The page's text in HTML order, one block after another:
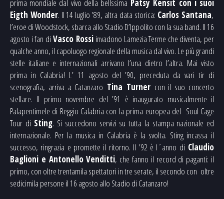
prima mondiale dal vivo della bellssima Patsy Kensit con i suoi
Eigth Wonder. Il 14 luglio ’89, altra data storica: Carlos Santana,
l’eroe di Woodstock, sbarca allo Stadio D’Ippolito con la sua band. Il 16
agosto i fan diVasco Rossi invadono Lamezia Terme che diventa, per
qualche anno, il capoluogo regionale della musica dal vivo. Le più grandi
stelle italiane e internazionali arrivano l’una dietro l’altra. Mai visto
prima in Calabria! L’ 11 agosto del ’90, preceduta da vari tir di
scenografia, arriva a Catanzaro Tina Turnercon il suo concerto
stellare. Il primo novembre del ’91 è inaugurato musicalmente il
Palapentimele di Reggio Calabria con la prima europea del Soul Cage
Tour di Sting. Si succedono servizi su tutta la stampa nazionale ed
internazionale. Per la musica in Calabria è la svolta. Sting incassa il
successo, ringrazia e promette il ritorno. Il ’92 è l´anno di Claudio
Baglioni e Antonello Venditti, che fanno il record di paganti: il
primo, con oltre trentamila spettatori in tre serate, il secondo con oltre
sedicimila persone il 16 agosto allo Stadio di Catanzaro!